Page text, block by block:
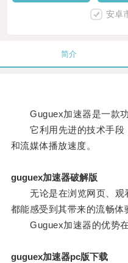
安卓
简介
Guguex加速器是一款功
它利用先进的技术手段
和流媒体播放速度。
guguex加速器破解版
无论是在浏览网页、观
都能感受到其带来的流畅体
Guguex加速器的优势在
guguex加速器pc版下载